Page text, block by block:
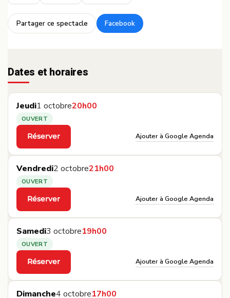
Partager ce spectacle
·
Facebook
Dates et horaires
Jeudi1 octobre20h00
OUVERT
Réserver
·
Ajouter à Google Agenda
Vendredi2 octobre21h00
OUVERT
Réserver
·
Ajouter à Google Agenda
Samedi3 octobre19h00
OUVERT
Réserver
·
Ajouter à Google Agenda
Dimanche4 octobre17h00